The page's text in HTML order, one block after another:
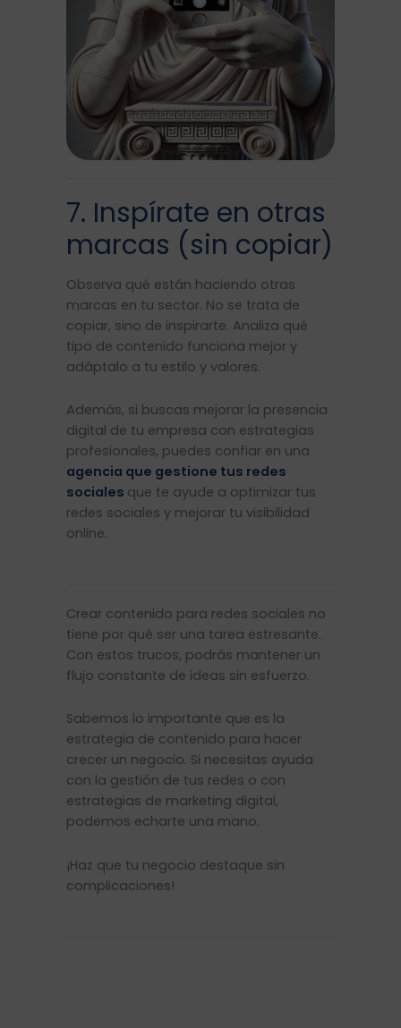
7. Inspírate en otras
marcas (sin copiar)
Observa qué están haciendo otras
marcas en tu sector. No se trata de
copiar, sino de inspirarte. Analiza qué
tipo de contenido funciona mejor y
adáptalo a tu estilo y valores.
Además, si buscas mejorar la presencia
digital de tu empresa con estrategias
profesionales, puedes confiar en una
agencia que gestione tus redes
sociales que te ayude a optimizar tus
redes sociales y mejorar tu visibilidad
online.
Crear contenido para redes sociales no
tiene por qué ser una tarea estresante.
Con estos trucos, podrás mantener un
flujo constante de ideas sin esfuerzo.
Sabemos lo importante que es la
estrategia de contenido para hacer
crecer un negocio. Si necesitas ayuda
con la gestión de tus redes o con
estrategias de marketing digital,
podemos echarte una mano.
¡Haz que tu negocio destaque sin
complicaciones!